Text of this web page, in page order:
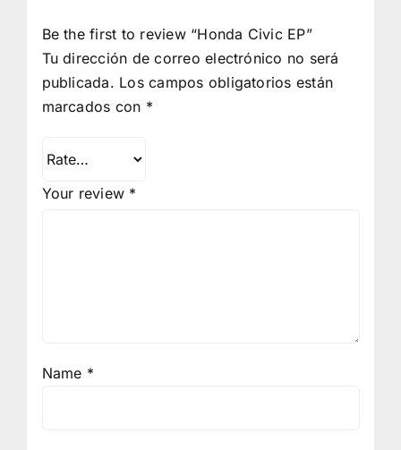
Be the first to review “Honda Civic EP”
Tu dirección de correo electrónico no será
publicada. Los campos obligatorios están
marcados con *
Your review *
Name *